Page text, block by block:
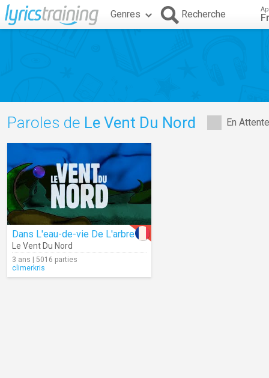
Genres Recherche
En
Paroles de Le Vent Du Nord
Dans L'eau-de-vie De L'arbre
Le Vent Du Nord
3 ans | 5016 parties
climerkris